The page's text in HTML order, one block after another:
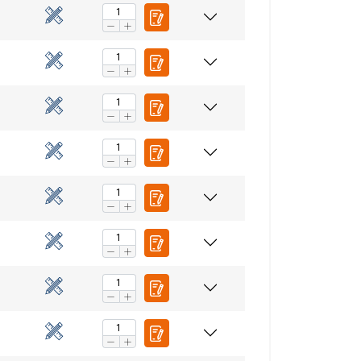
FRENCH
ENGLISH
de
avez fournies ou